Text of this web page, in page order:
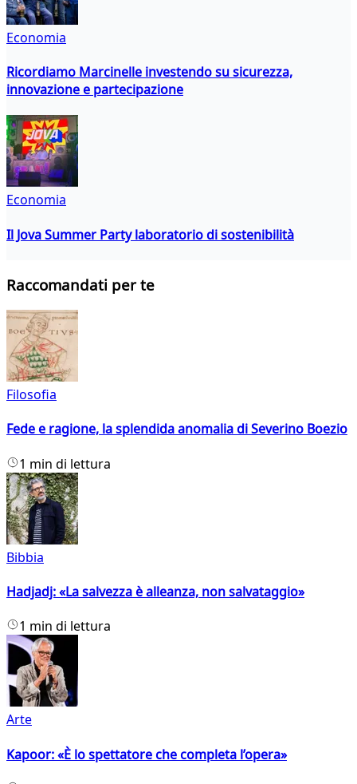
Economia
Ricordiamo Marcinelle investendo su sicurezza,
innovazione e partecipazione
Economia
Il Jova Summer Party laboratorio di sostenibilità
Raccomandati per te
Filosofia
Fede e ragione, la splendida anomalia di Severino Boezio
1 min di lettura
Bibbia
Hadjadj: «La salvezza è alleanza, non salvataggio»
1 min di lettura
Arte
Kapoor: «È lo spettatore che completa l’opera»